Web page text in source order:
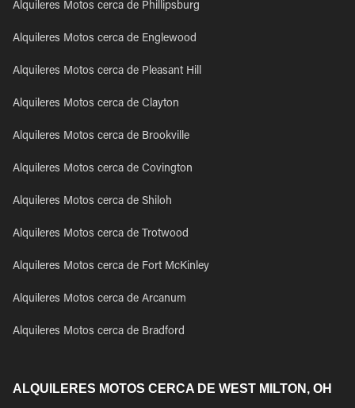
Alquileres Motos cerca de Phillipsburg
Alquileres Motos cerca de Englewood
Alquileres Motos cerca de Pleasant Hill
Alquileres Motos cerca de Clayton
Alquileres Motos cerca de Brookville
Alquileres Motos cerca de Covington
Alquileres Motos cerca de Shiloh
Alquileres Motos cerca de Trotwood
Alquileres Motos cerca de Fort McKinley
Alquileres Motos cerca de Arcanum
Alquileres Motos cerca de Bradford
ALQUILERES MOTOS CERCA DE WEST MILTON, OH